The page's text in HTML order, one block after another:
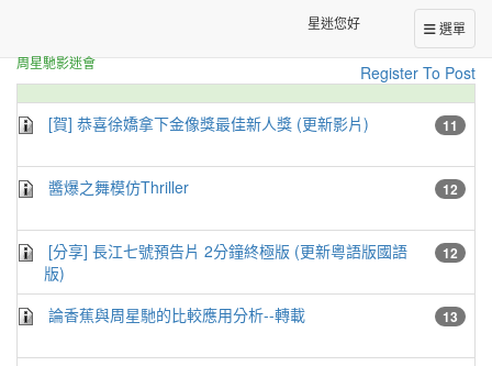
選單
星迷您好
周星馳影迷會
正體中文台港星迷板[Digest]
Register To Post
[賀] 恭喜徐嬌拿下金像獎最佳新人獎 (更新影片) 11
醬爆之舞模仿Thriller 12
[分享] 長江七號預告片 2分鐘終極版 (更新粵語版國語
版)
12
論香蕉與周星馳的比較應用分析--轉載 13